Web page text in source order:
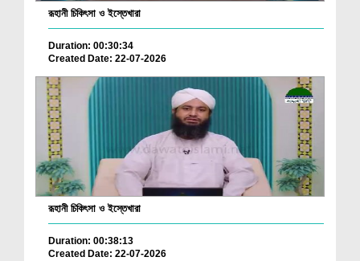
রূহানী চিকিৎসা ও ইস্তেখারা
Duration: 00:30:34
Created Date: 22-07-2026
রূহানী চিকিৎসা ও ইস্তেখারা
Duration: 00:38:13
Created Date: 22-07-2026